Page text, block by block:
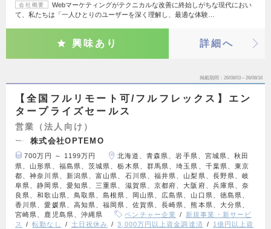
会社概要
Webマーケティングがテクニカルな改善に終始しがちな現代におい
て、私たちは「一人ひとりのユーザーを深く理解し、最適な体験…
興味あり 詳細へ
掲載期間 26/08/03～26/08/16
【全国フルリモート可/フルフレックス】エン
タープライズセールス
営業（法人向け）
株式会社OPTEMO
700万円 ～ 1199万円
北海道、青森県、岩手県、宮城県、秋田
県、山形県、福島県、茨城県、栃木県、群馬県、埼玉県、千葉県、東京
都、神奈川県、新潟県、富山県、石川県、福井県、山梨県、長野県、岐
阜県、静岡県、愛知県、三重県、滋賀県、京都府、大阪府、兵庫県、奈
良県、和歌山県、鳥取県、島根県、岡山県、広島県、山口県、徳島県、
香川県、愛媛県、高知県、福岡県、佐賀県、長崎県、熊本県、大分県、
宮崎県、鹿児島県、沖縄県
ベンチャー企業
新規事業・新サービ
ス
転勤なし 土日祝休み 3,000万円以上資金調達済
1億円以上資